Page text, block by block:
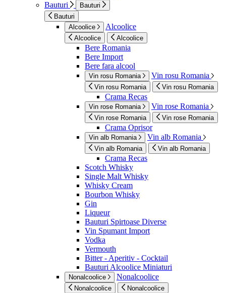
Bauturi
Bauturi
Bauturi
Alcoolice
Alcoolice
Alcoolice Alcoolice
Bere Romania
Bere Import
Bere fara alcool
Vin rosu Romania Vin rosu Romania
Vin rosu Romania Vin rosu Romania
Crama Recas
Vin rose Romania Vin rose Romania
Vin rose Romania Vin rose Romania
Crama Oprisor
Vin alb Romania Vin alb Romania
Vin alb Romania Vin alb Romania
Crama Recas
Scotch Whisky
Single Malt Whisky
Whisky Cream
Bourbon Whisky
Gin
Liqueur
Bauturi Spirtoase Diverse
Vin Spumant Import
Vodka
Vermouth
Bitter - Aperitiv - Cocktail
Bauturi Alcoolice Miniaturi
Nonalcoolice Nonalcoolice
Nonalcoolice Nonalcoolice